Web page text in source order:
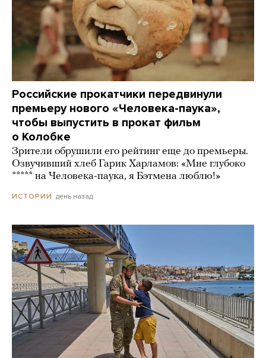
Российские прокатчики передвинули
премьеру нового «Человека-паука»,
чтобы выпустить в прокат фильм
о Колобке
Зрители обрушили его рейтинг еще до премьеры.
Озвучивший хлеб Гарик Харламов: «Мне глубоко
***** на Человека-паука, я Бэтмена люблю!»
ИСТОРИИ день назад